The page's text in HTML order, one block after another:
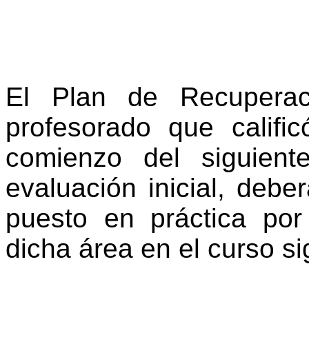
El Plan de
profesorado que
comienzo del
evaluación inicial,
puesto en práctica
dicha área en el curso